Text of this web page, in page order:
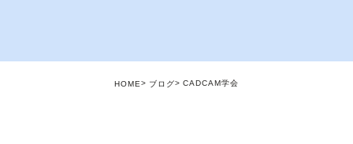
HOME ブログ CADCAM学会